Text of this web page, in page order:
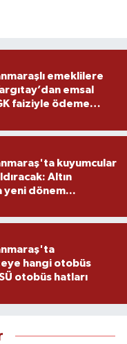
emeklilere
emsal
faiziyle ödeme
kuyumcular
Altın
yeni dönem...
hangi otobüs
otobüs hatları